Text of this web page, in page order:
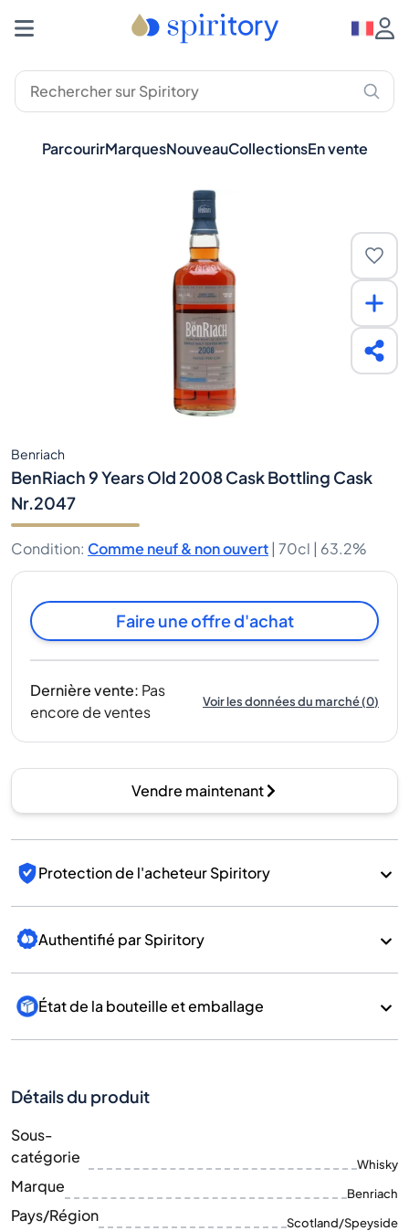
ParcourirMarquesNouveauCollectionsEn vente
Benriach
BenRiach 9 Years Old 2008 Cask Bottling Cask
Nr.2047
Condition: Comme neuf & non ouvert | 70cl | 63.2%
Faire une offre d'achat
Dernière vente: Pas
encore de ventes
Voir les données du marché(0)
Vendre maintenant
Protection de l'acheteur Spiritory
Authentifié par Spiritory
État de la bouteille et emballage
Détails du produit
Sous-
catégorie
Whisky
Marque Benriach
Pays/Région Scotland/Speyside